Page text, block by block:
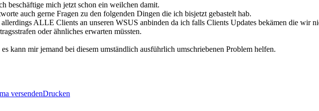
beschäftige mich jetzt schon ein weilchen damit.
auch gerne Fragen zu den folgenden Dingen die ich bisjetzt gebastelt hab.
allerdings ALLE Clients an unseren WSUS anbinden da ich falls Clients Updates bekämen die wir
oder ähnliches erwarten müssten.
kann mir jemand bei diesem umständlich ausführlich umschriebenen Problem helfen.
versendenDrucken